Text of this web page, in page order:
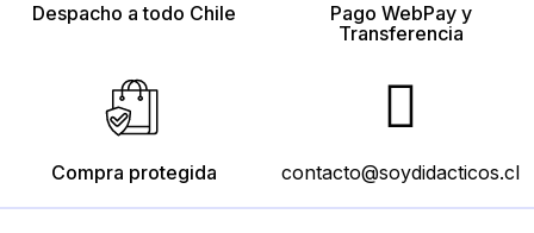
Despacho a todo Chile
Pago WebPay y
Transferencia
Compra protegida contacto@soydidacticos.cl